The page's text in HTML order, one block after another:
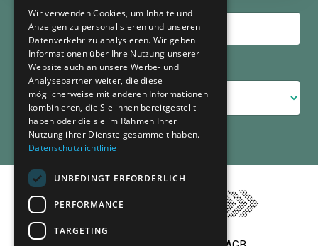
Kategorien
Wir verwenden Cookies, um Inhalte und
Anzeigen zu personalisieren und unseren
Datenverkehr zu analysieren. Wir geben
Informationen über Ihre Nutzung unserer
Website auch an unsere Werbe- und
Analysepartner weiter, die diese
möglicherweise mit anderen Informationen
kombinieren, die Sie ihnen bereitgestellt
haben oder die sie im Rahmen Ihrer
Nutzung ihrer Dienste gesammelt haben.
Datenschutzrichtlinie
UNBEDINGT ERFORDERLICH
PERFORMANCE
TARGETING